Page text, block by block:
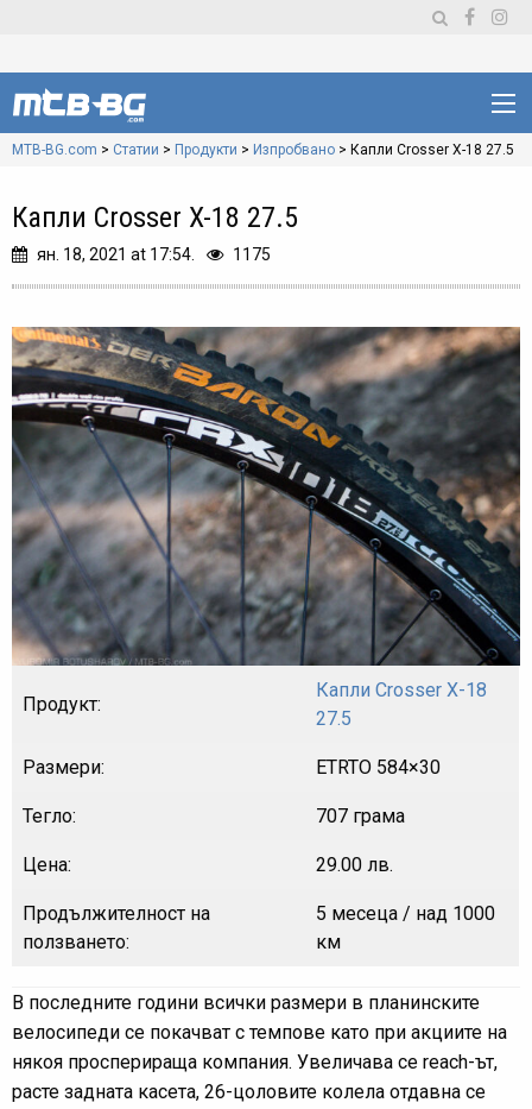
MTB-BG.com > Статии > Продукти > Изпробвано > Капли Crosser X-18 27.5
Капли Crosser X-18 27.5
ян. 18, 2021 at 17:54. 1175
Продукт:
Капли Crosser X-18
27.5
Размери: ETRTO 584×30
Тегло: 707 грама
Цена: 29.00 лв.
Продължителност на
ползването:
5 месеца / над 1000
км
В последните години всички размери в планинските
велосипеди се покачват с темпове като при акциите на
някоя просперираща компания. Увеличава се reach-ът,
расте задната касета, 26-цоловите колела отдавна се